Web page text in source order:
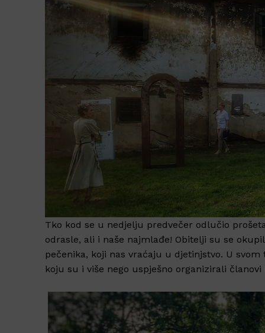
Tko kod se u nedjelju predvečer odlučio
odrasle, ali i naše najmlađe! Obitelji su se
pečenika, koji nas vraćaju u djetinjstvo. U
koju su i više nego uspješno organizirali